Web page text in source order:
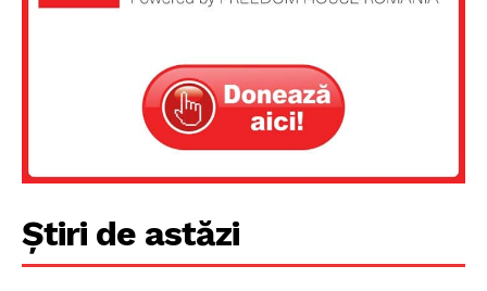
Știri de astăzi